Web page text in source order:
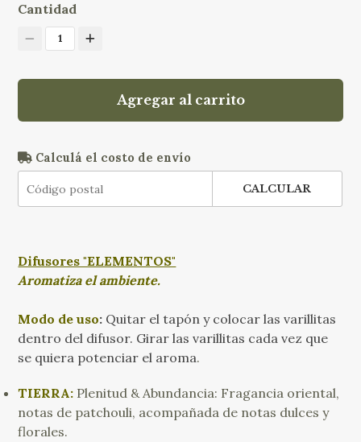
Cantidad
1
Agregar al carrito
Calculá el costo de envío
CALCULAR
Difusores "ELEMENTOS"
Aromatiza el ambiente.
Modo de uso: Quitar el tapón y colocar las varillitas
dentro del difusor. Girar las varillitas cada vez que
se quiera potenciar el aroma.
TIERRA: Plenitud & Abundancia: Fragancia oriental,
notas de patchouli, acompañada de notas dulces y
florales.